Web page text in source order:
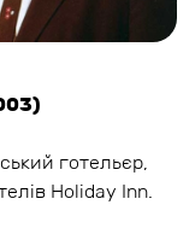
готельєр,
Holiday Inn.